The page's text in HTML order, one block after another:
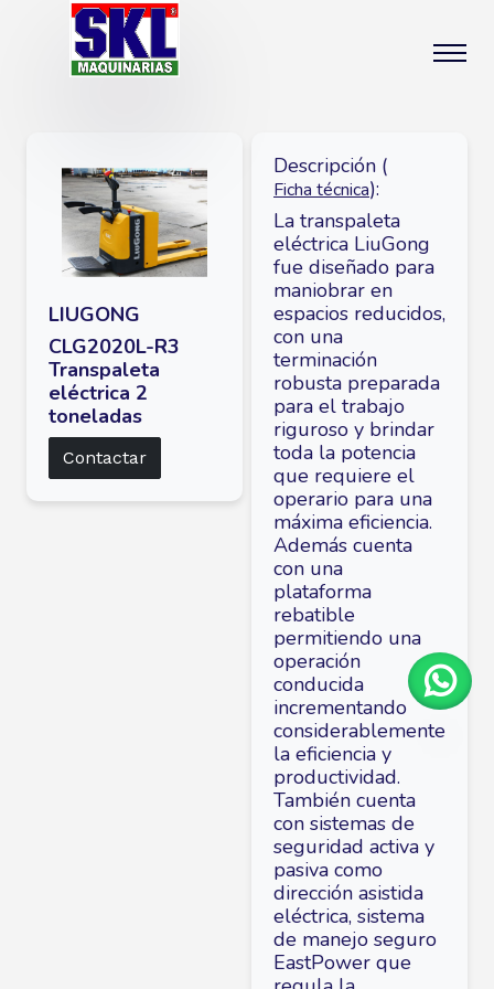
LIUGONG
CLG2020L-R3
Transpaleta
eléctrica 2
toneladas
Contactar
Descripción (
Ficha técnica):
La transpaleta
eléctrica LiuGong
fue diseñado para
maniobrar en
espacios reducidos,
con una
terminación
robusta preparada
para el trabajo
riguroso y brindar
toda la potencia
que requiere el
operario para una
máxima eficiencia.
Además cuenta
con una
plataforma
rebatible
permitiendo una
operación
conducida
incrementando
considerablemente
la eficiencia y
productividad.
También cuenta
con sistemas de
seguridad activa y
pasiva como
dirección asistida
eléctrica, sistema
de manejo seguro
EastPower que